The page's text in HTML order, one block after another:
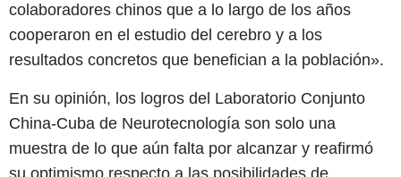
colaboradores chinos que a lo largo de los años
cooperaron en el estudio del cerebro y a los
resultados concretos que benefician a la población».
En su opinión, los logros del Laboratorio Conjunto
China-Cuba de Neurotecnología son solo una
muestra de lo que aún falta por alcanzar y reafirmó
su optimismo respecto a las posibilidades de